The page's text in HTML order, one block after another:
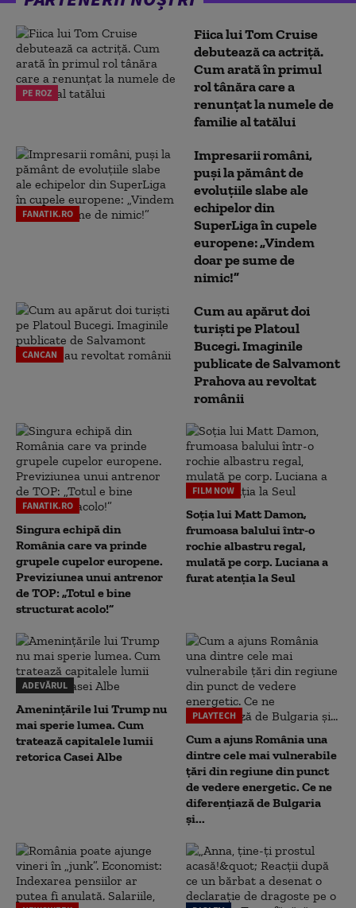
PE ROZ
Fiica lui Tom Cruise
debutează ca actriță.
Cum arată în primul
rol tânăra care a
renunțat la numele de
familie al tatălui
FANATIK.RO
Impresarii români,
puși la pământ de
evoluțiile slabe ale
echipelor din
SuperLiga în cupele
europene: „Vindem
doar pe sume de
nimic!”
CANCAN
Cum au apărut doi
turiști pe Platoul
Bucegi. Imaginile
publicate de Salvamont
Prahova au revoltat
românii
FANATIK.RO
Singura echipă din
România care va prinde
grupele cupelor europene.
Previziunea unui antrenor
de TOP: „Totul e bine
structurat acolo!”
FILM NOW
Soția lui Matt Damon,
frumoasa balului într-o
rochie albastru regal,
mulată pe corp. Luciana a
furat atenția la Seul
ADEVĂRUL
Amenințările lui Trump nu
mai sperie lumea. Cum
tratează capitalele lumii
retorica Casei Albe
PLAYTECH
Cum a ajuns România una
dintre cele mai vulnerabile
țări din regiune din punct
de vedere energetic. Ce ne
diferențiază de Bulgaria
și...